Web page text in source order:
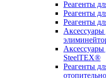
Реагенты
Реагенты
Реагенты
Аксессуары
Аксессуары
SteelTEX®
Реагенты